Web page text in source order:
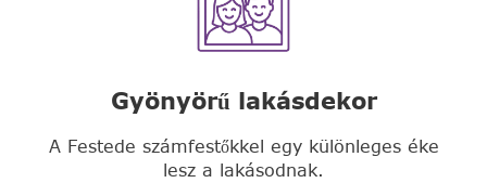
Gyönyörű lakásdekor
A Festede számfestőkkel egy különleges éke
lesz a lakásodnak.